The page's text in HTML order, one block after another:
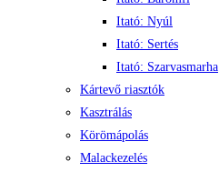
Itató: Nyúl
Itató: Sertés
Itató: Szarvasmarha
Kártevő riasztók
Kasztrálás
Körömápolás
Malackezelés